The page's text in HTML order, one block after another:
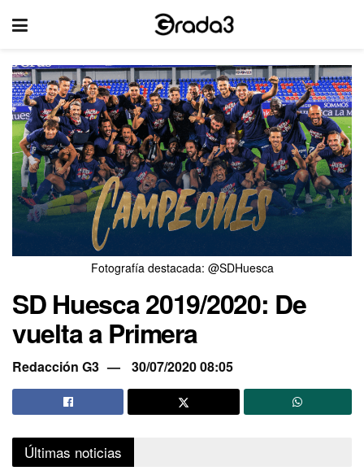
Fotografía destacada: @SDHuesca
SD Huesca 2019/2020: De
vuelta a Primera
Redacción G3 30/07/2020 08:05
Últimas noticias